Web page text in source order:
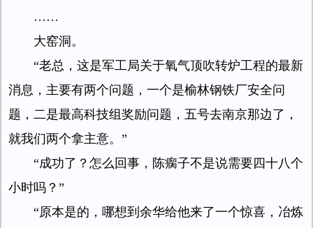
……
大窑洞。
“老总，这是军工局关于氧气顶吹转炉工程的最新
消息，主要有两个问题，一个是榆林钢铁厂安全问
题，二是最高科技组奖励问题，五号去南京那边了，
就我们两个拿主意。”
“成功了？怎么回事，陈瘸子不是说需要四十八个
小时吗？”
“原本是的，哪想到余华给他来了一个惊喜，冶炼